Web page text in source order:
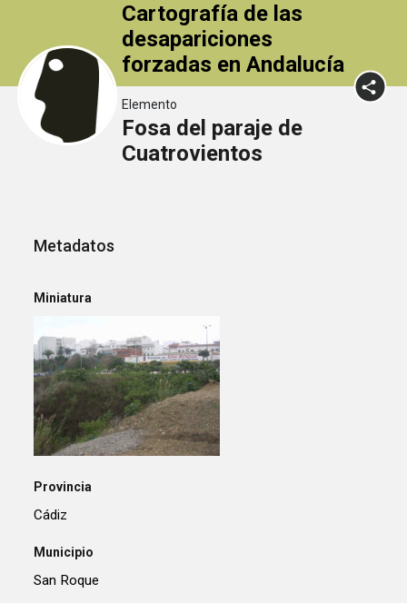
Cartografía de las
desapariciones
forzadas en Andalucía
Elemento
Fosa del paraje de
Cuatrovientos
Metadatos
Miniatura
Provincia
Cádiz
Municipio
San Roque